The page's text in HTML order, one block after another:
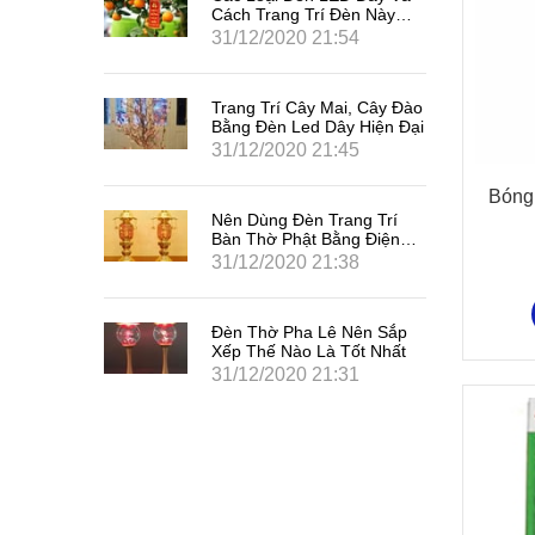
Cách Trang Trí Đèn Này
Đón Tết Tân Sửu 2021
31/12/2020 21:54
Trang Trí Cây Mai, Cây Đào
Bằng Đèn Led Dây Hiện Đại
31/12/2020 21:45
Nên Dùng Đèn Trang Trí
Bàn Thờ Phật Bằng Điện
Hay Bằng Nến
31/12/2020 21:38
Đèn Thờ Pha Lê Nên Sắp
Xếp Thế Nào Là Tốt Nhất
31/12/2020 21:31